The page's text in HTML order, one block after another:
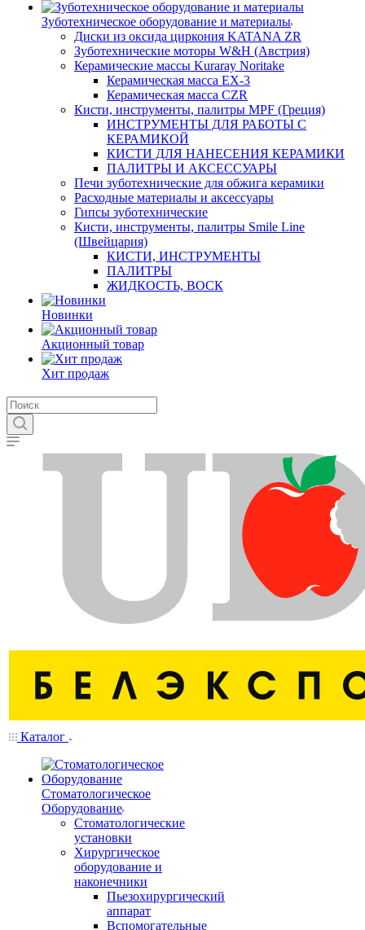
Зуботехническое оборудование и материалы
Диски из оксида циркония KATANA ZR
Зуботехнические моторы W&H (Австрия)
Керамические массы Kuraray Noritake
Керамическая масса EX-3
Керамическая масса CZR
Кисти, инструменты, палитры MPF (Греция)
ИНСТРУМЕНТЫ ДЛЯ РАБОТЫ С
КЕРАМИКОЙ
КИСТИ ДЛЯ НАНЕСЕНИЯ КЕРАМИКИ
ПАЛИТРЫ И АКСЕССУАРЫ
Печи зуботехнические для обжига керамики
Расходные материалы и аксессуары
Гипсы зуботехнические
Кисти, инструменты, палитры Smile Line
(Швейцария)
КИСТИ, ИНСТРУМЕНТЫ
ПАЛИТРЫ
ЖИДКОСТЬ, ВОСК
Новинки
Акционный товар
Хит продаж
Каталог
Стоматологическое
Оборудование
Стоматологические
установки
Хирургическое
оборудование и
наконечники
Пьезохирургический
аппарат
Вспомогательные